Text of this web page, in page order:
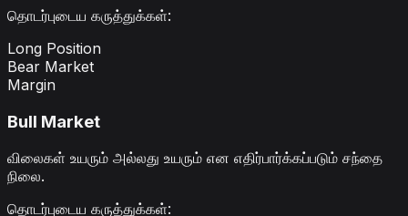
தொடர்புடைய கருத்துக்கள்:
Long Position
Bear Market
Margin
Bull Market
விலைகள் உயரும் அல்லது உயரும் என எதிர்பார்க்கப்படும் சந்தை
நிலை.
தொடர்புடைய கருத்துக்கள்: